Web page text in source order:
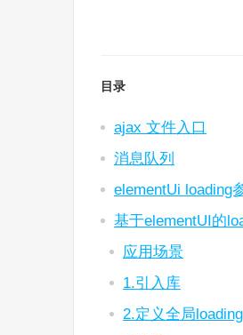
目录
ajax 文件入口
消息队列
elementUi loading
基于elementUI的
应用场景
1.引入库
2.定义全局loading